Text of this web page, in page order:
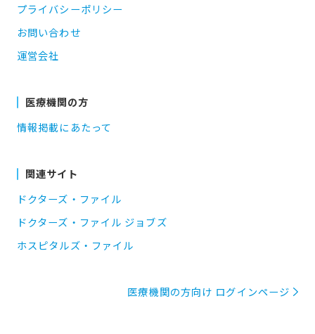
プライバシーポリシー
お問い合わせ
運営会社
医療機関の方
情報掲載にあたって
関連サイト
ドクターズ・ファイル
ドクターズ・ファイル ジョブズ
ホスピタルズ・ファイル
医療機関の方向け ログインページ